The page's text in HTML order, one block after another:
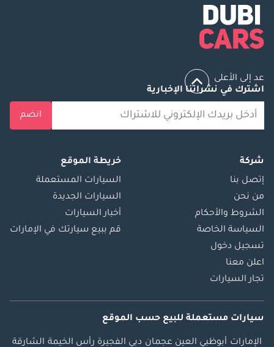
عد إلى الأعلى
اشترك في نشراتنا الإخبارية
انضم
شركة
إتصل بنا
من نحن
الشروط والأحكام
السياسة الخاصة
تسجيل دخول
اعلن معنا
تجار السيارات
خريطة الموقع
السيارات المستعملة
السيارات الجديدة
أخبار السيارات
قم ببيع سيارتك في الإمارات
سيارات مستعملة للبيع حسب الموقع
الإمارات أبوظبي العين عجمان دبي الفجيرة رأس الخيمة الشارقة